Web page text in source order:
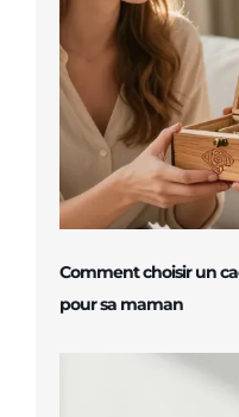
Comment choisir un
pour sa maman